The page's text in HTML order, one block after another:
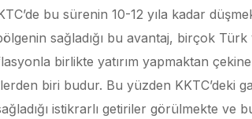
bu sürenin 10-12 yıla kadar
sağladığı bu avantaj, birçok Türk
birlikte yatırım yapmaktan
biri budur. Bu yüzden KKTC’deki
sağladığı istikrarlı getiriler görülmekte